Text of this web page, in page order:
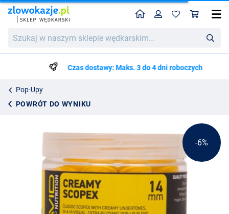
w
wędkarskim...
HomeProfil
Czas dostawy: Maks. 3 do 4 dni roboczych
Pop-Upy
POWRÓT DO WYNIKU
Avid Creamy Scopex Pop-Up Yellow 50g (14mm)
37.75
35.86
-6%